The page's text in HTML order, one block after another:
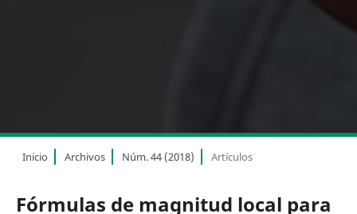
Inicio Archivos Núm. 44 (2018) Artículos
Fórmulas de magnitud local para